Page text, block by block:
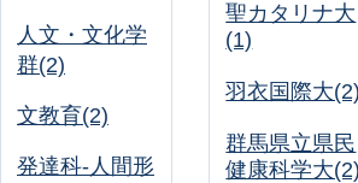
人文・文化学
群(2)
文教育(2)
発達科-人間形
聖カタリナ大
(1)
羽衣国際大(2)
群馬県立県民
健康科学大(2)